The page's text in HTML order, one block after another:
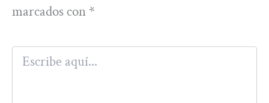
marcados con *
aquí...